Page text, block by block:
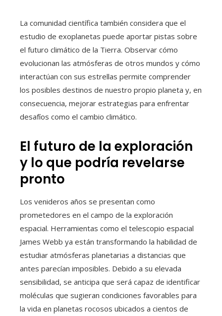
La comunidad científica también considera que el
estudio de exoplanetas puede aportar pistas sobre
el futuro climático de la Tierra. Observar cómo
evolucionan las atmósferas de otros mundos y cómo
interactúan con sus estrellas permite comprender
los posibles destinos de nuestro propio planeta y, en
consecuencia, mejorar estrategias para enfrentar
desafíos como el cambio climático.
El futuro de la exploración
y lo que podría revelarse
pronto
Los venideros años se presentan como
prometedores en el campo de la exploración
espacial. Herramientas como el telescopio espacial
James Webb ya están transformando la habilidad de
estudiar atmósferas planetarias a distancias que
antes parecían imposibles. Debido a su elevada
sensibilidad, se anticipa que será capaz de identificar
moléculas que sugieran condiciones favorables para
la vida en planetas rocosos ubicados a cientos de